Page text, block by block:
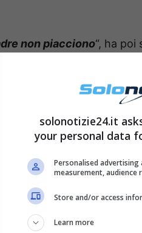
non piacciono“, ha
post
accade spesso – tutta la
l’attenzione di
in tutto e per tutto e di
solonotizie24.it
your personal data
Personalised
measurement, audience
Store and/or access
Learn more